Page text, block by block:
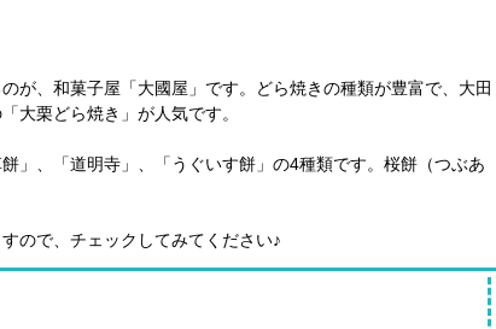
が、和菓子屋「大國屋」です。どら焼きの種類が豊富で、大田
大栗どら焼き」が人気です。
」、「道明寺」、「うぐいす餅」の4種類です。桜餅（つぶあ
ので、チェックしてみてください♪